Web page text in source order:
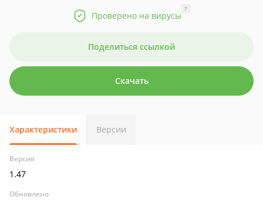
Проверено на вирусы
?
Поделиться ссылкой
Скачать
Характеристики Версии
Версия
1.47
Обновлено